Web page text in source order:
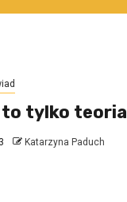
tylko teoria
Katarzyna Paduch